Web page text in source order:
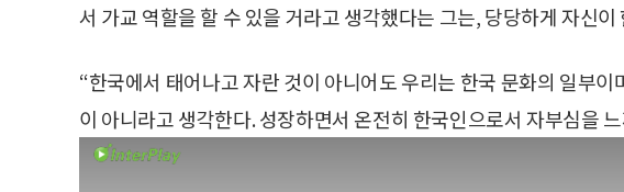
서 가교 역할을 할 수 있을 거라고 생각했다는 그는, 당당하게 자신
“한국에서 태어나고 자란 것이 아니어도 우리는 한국 문화의 일부
이 아니라고 생각한다. 성장하면서 온전히 한국인으로서 자부심을